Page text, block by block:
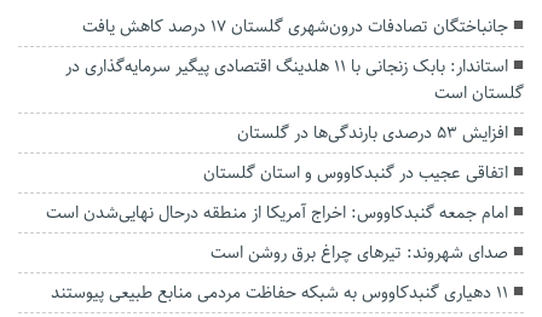
جانباختگان تصادفات درون‌شهری گلستان ۱۷ درصد کاهش یافت
استاندار: بابک زنجانی با ۱۱ هلدینگ اقتصادی پیگیر سرمایه‌گذاری در
گلستان است
افزایش ۵۳ درصدی بارندگی‌ها در گلستان
اتفاقی عجیب در‌ گنبدکاووس و استان گلستان
امام جمعه گنبدکاووس: اخراج آمریکا از منطقه درحال نهایی‌شدن است
صدای شهروند: تیرهای چراغ برق روشن است
۱۱ دهیاری گنبدکاووس به شبکه حفاظت مردمی منابع طبیعی پیوستند